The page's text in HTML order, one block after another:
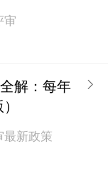
审
解：每年
最新政策